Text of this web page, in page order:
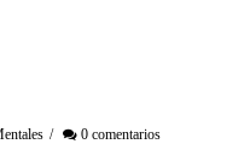
/ 0 comentarios